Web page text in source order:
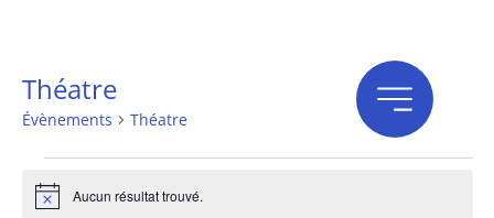
Théatre
Évènements Théatre
Notice Aucun résultat trouvé.